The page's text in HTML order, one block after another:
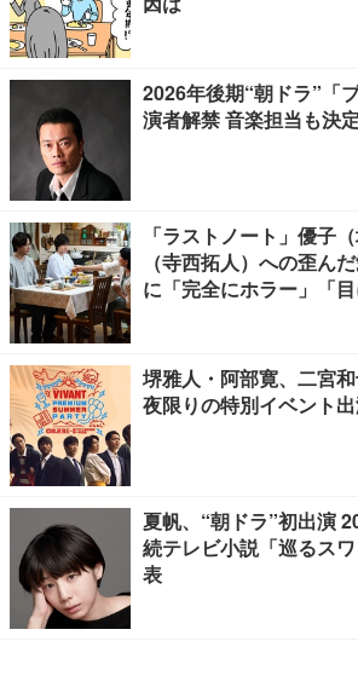
2026年後期“朝ドラ”「
演者解禁 音楽担当も決定
「ラストノート」優子
（寺西拓人）への歪ん
に「完全にホラー」「
堺雅人・阿部寛、二宮
夜限りの特別イベント
夏帆、“朝ドラ”初出演
続テレビ小説「巡るス
表